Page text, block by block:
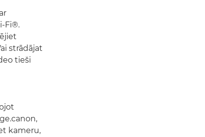
Fi®.
strādājat
tieši
kameru,